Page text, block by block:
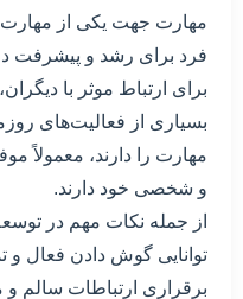
مهارت جهت یکی از
فرد برای رشد و پیشرفت
برای ارتباط موثر با
بسیاری از فعالیت‌های
مهارت را دارند، معمولاً
و شخصی خود دارند.
از جمله نکات مهم در
توانایی گوش دادن فعال و
برقراری ارتباطات سالم و